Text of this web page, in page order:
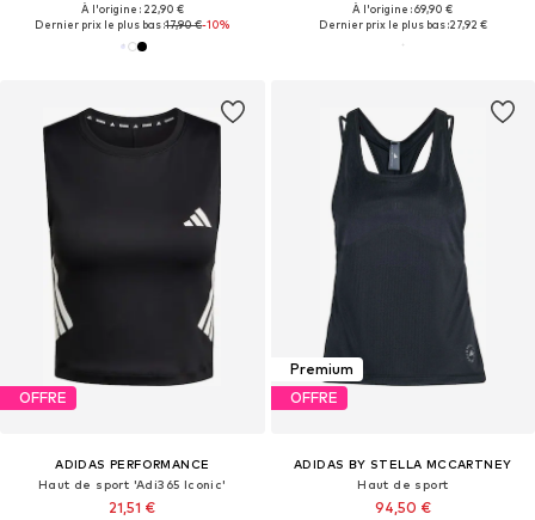
À l'origine : 22,90 €
Dernier prix le plus bas :17,90 €-10%
À l'origine : 69,90 €
Dernier prix le plus bas :27,92 €
OFFRE
ADIDAS PERFORMANCE
Haut de sport 'Adi365 Iconic'
21,51 €
Premium
OFFRE
ADIDAS BY STELLA MCCARTNEY
Haut de sport
94,50 €